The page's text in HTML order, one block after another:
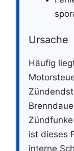
Ursache
Häufig
ist dieses
interne